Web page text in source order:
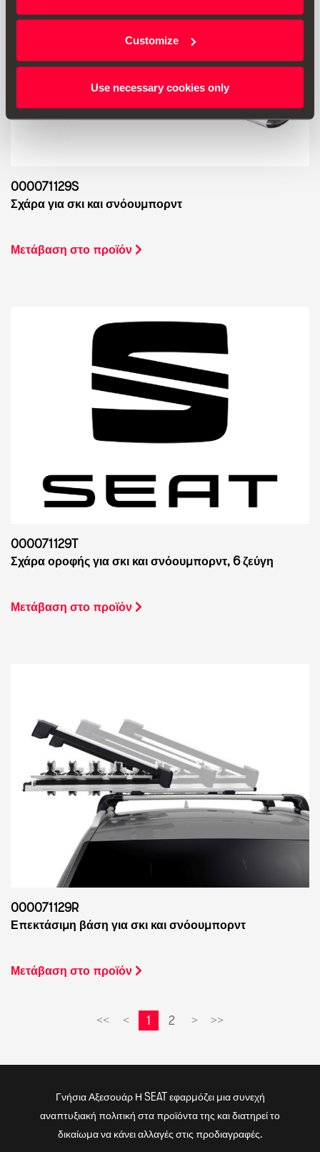
Customize
Use necessary cookies only
000071129S
Σχάρα για σκι και σνόουμπορντ
Μετάβαση στο προϊόν
000071129T
Σχάρα οροφής για σκι και σνόουμπορντ, 6 ζεύγη
Μετάβαση στο προϊόν
000071129R
Επεκτάσιμη βάση για σκι και σνόουμπορντ
Μετάβαση στο προϊόν
<< < 1 2 > >>
Γνήσια Αξεσουάρ Η SEAT εφαρμόζει μια συνεχή
αναπτυξιακή πολιτική στα προϊόντα της και διατηρεί το
δικαίωμα να κάνει αλλαγές στις προδιαγραφές.